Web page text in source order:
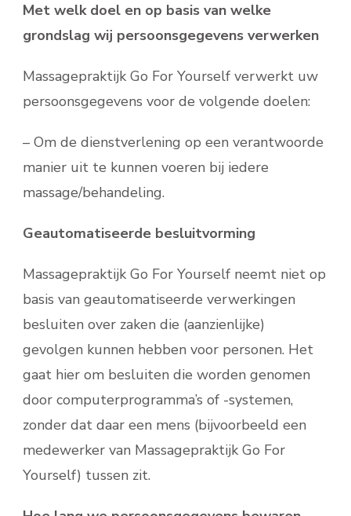
Met welk doel en op basis van welke
grondslag wij persoonsgegevens verwerken
Massagepraktijk Go For Yourself verwerkt uw
persoonsgegevens voor de volgende doelen:
– Om de dienstverlening op een verantwoorde
manier uit te kunnen voeren bij iedere
massage/behandeling.
Geautomatiseerde besluitvorming
Massagepraktijk Go For Yourself neemt niet op
basis van geautomatiseerde verwerkingen
besluiten over zaken die (aanzienlijke)
gevolgen kunnen hebben voor personen. Het
gaat hier om besluiten die worden genomen
door computerprogramma’s of -systemen,
zonder dat daar een mens (bijvoorbeeld een
medewerker van Massagepraktijk Go For
Yourself) tussen zit.